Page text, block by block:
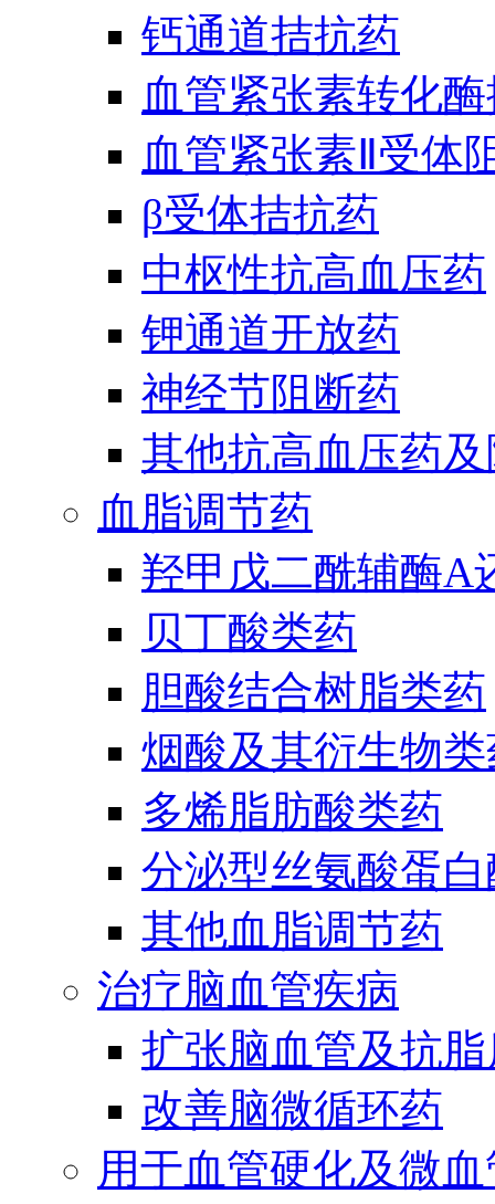
钙通道拮抗药
血管紧张素转化
血管紧张素Ⅱ受体
β受体拮抗药
中枢性抗高血压药
钾通道开放药
神经节阻断药
其他抗高血压药
血脂调节药
羟甲戊二酰辅酶A
贝丁酸类药
胆酸结合树脂类药
烟酸及其衍生物
多烯脂肪酸类药
分泌型丝氨酸蛋
其他血脂调节药
治疗脑血管疾病
扩张脑血管及抗
改善脑微循环药
用于血管硬化及微